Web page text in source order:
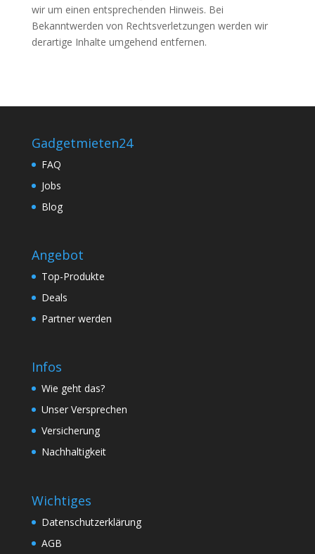
wir um einen entsprechenden Hinweis. Bei
Bekanntwerden von Rechtsverletzungen werden wir
derartige Inhalte umgehend entfernen.
Gadgetmieten24
FAQ
Jobs
Blog
Angebot
Top-Produkte
Deals
Partner werden
Infos
Wie geht das?
Unser Versprechen
Versicherung
Nachhaltigkeit
Wichtiges
Datenschutzerklärung
AGB